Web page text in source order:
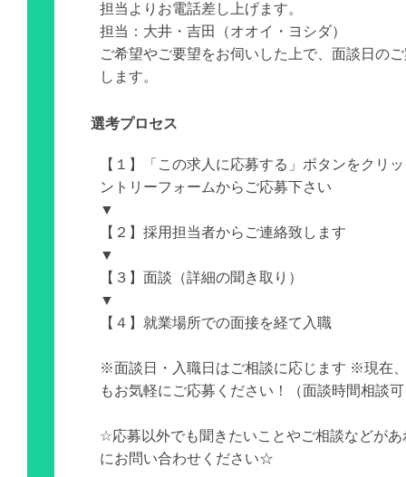
担当よりお電話差し上げます。
担当：大井・吉田（オオイ・ヨシダ）
ご希望やご要望をお伺いした上で、面談日の
します。
選考プロセス
【１】「この求人に応募する」ボタンをクリ
ントリーフォームからご応募下さい
▼
【２】採用担当者からご連絡致します
▼
【３】面談（詳細の聞き取り）
▼
【４】就業場所での面接を経て入職
※面談日・入職日はご相談に応じます ※現在
もお気軽にご応募ください！（面談時間相談
☆応募以外でも聞きたいことやご相談などがあ
にお問い合わせください☆